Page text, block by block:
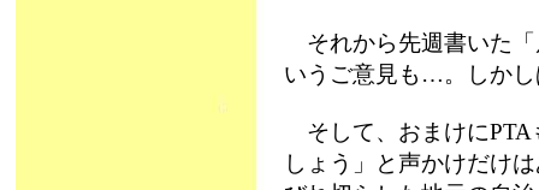
それから先週書いた
いうご意見も…。しか
そして、おまけにPTA
しょう」と声かけだけ